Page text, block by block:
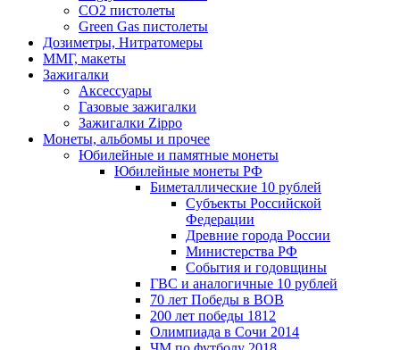
CO2 пистолеты
Green Gas пистолеты
Дозиметры, Нитратомеры
ММГ, макеты
Зажигалки
Аксессуары
Газовые зажигалки
Зажигалки Zippo
Монеты, альбомы и прочее
Юбилейные и памятные монеты
Юбилейные монеты РФ
Биметаллические 10 рублей
Субъекты Российской
Федерации
Древние города России
Министерства РФ
События и годовщины
ГВС и аналогичные 10 рублей
70 лет Победы в ВОВ
200 лет победы 1812
Олимпиада в Сочи 2014